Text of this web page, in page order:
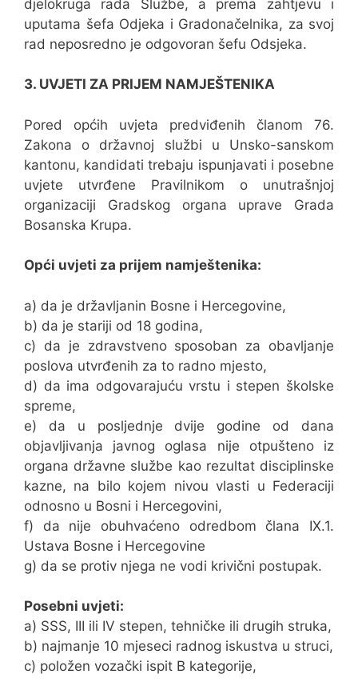
djelokruga rada Službe, a prema zahtjevu i
uputama šefa Odjeka i Gradonačelnika, za svoj
rad neposredno je odgovoran šefu Odsjeka.
3. UVJETI ZA PRIJEM NAMJEŠTENIKA
Pored općih uvjeta predviđenih članom 76.
Zakona o državnoj službi u Unsko-sanskom
kantonu, kandidati trebaju ispunjavati i posebne
uvjete utvrđene Pravilnikom o unutrašnjoj
organizaciji Gradskog organa uprave Grada
Bosanska Krupa.
Opći uvjeti za prijem namještenika:
a) da je državljanin Bosne i Hercegovine,
b) da je stariji od 18 godina,
c) da je zdravstveno sposoban za obavljanje
poslova utvrđenih za to radno mjesto,
d) da ima odgovarajuću vrstu i stepen školske
spreme,
e) da u posljednje dvije godine od dana
objavljivanja javnog oglasa nije otpušteno iz
organa državne službe kao rezultat disciplinske
kazne, na bilo kojem nivou vlasti u Federaciji
odnosno u Bosni i Hercegovini,
f) da nije obuhvaćeno odredbom člana IX.1.
Ustava Bosne i Hercegovine
g) da se protiv njega ne vodi krivični postupak.
Posebni uvjeti:
a) SSS, III ili IV stepen, tehničke ili drugih struka,
b) najmanje 10 mjeseci radnog iskustva u struci,
c) položen vozački ispit B kategorije,